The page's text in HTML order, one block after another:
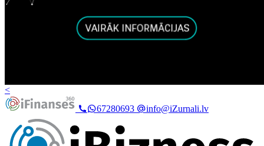
<
67280693
info@iZurnali.lv